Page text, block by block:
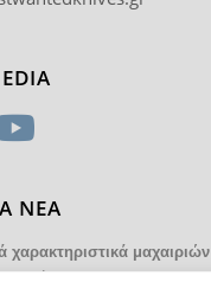
ΝΕΑ
χαρακτηριστικά μαχαιριών
2018 - 17:21